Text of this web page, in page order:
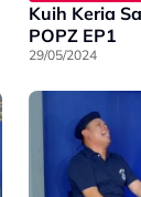
Kuih Keria
POPZ EP1
29/05/2024